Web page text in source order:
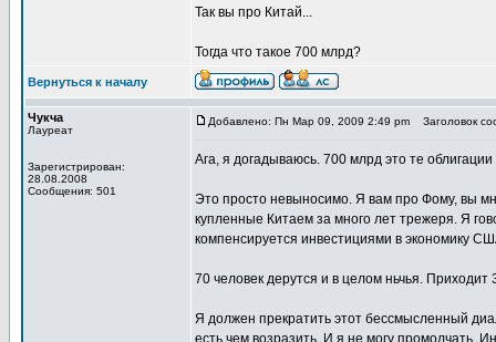
Так вы про Китай...
Тогда что такое 700 млрд?
Вернуться к началу
Чукча
Лауреат
Зарегистрирован:
28.08.2008
Сообщения: 501
Добавлено: Пн Мар 09, 2009 2:49 pm Заголовок
Ага, я догадываюсь. 700 млрд это те
Это просто невыносимо. Я вам про Фому, вы
купленные Китаем за много лет трежеря. Я
компенсируется инвестициями в экономику
70 человек дерутся и в целом ньчья. Приходит
Я должен прекратить этот бессмысленный
есть чем возразить. И я не могу промолчать.